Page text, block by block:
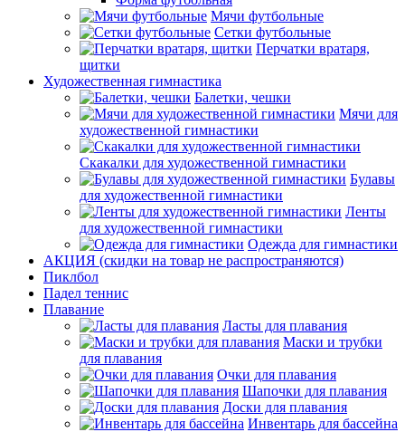
Мячи футбольные
Сетки футбольные
Перчатки вратаря,
щитки
Художественная гимнастика
Балетки, чешки
Мячи для
художественной гимнастики
Скакалки для художественной гимнастики
Булавы
для художественной гимнастики
Ленты
для художественной гимнастики
Одежда для гимнастики
АКЦИЯ (скидки на товар не распространяются)
Пиклбол
Падел теннис
Плавание
Ласты для плавания
Маски и трубки
для плавания
Очки для плавания
Шапочки для плавания
Доски для плавания
Инвентарь для бассейна